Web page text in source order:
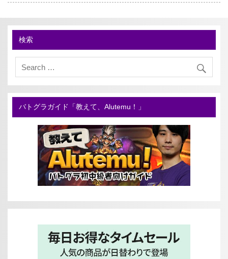
検索
バトグラガイド「教えて、Alutemu！」